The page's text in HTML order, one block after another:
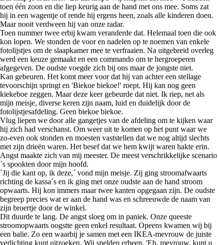
toen één zoon en die liep keurig aan de hand met ons mee. Soms zat
hij in een wagentje of rende hij ergens heen, zoals alle kinderen doen.
Maar nooit verdween hij van onze radar.
Toen nummer twee erbij kwam veranderde dat. Helemaal toen die ook
kon lopen. We stonden de voor en nadelen op te noemen van enkele
fotolijstjes om de slaapkamer mee te verfraaien. Na uitgebreid overleg
werd een keuze gemaakt en een commando om te hergroeperen
afgegeven. De oudste voegde zich bij ons maar de jongste niet.
Kan gebeuren. Het komt meer voor dat hij van achter een stellage
tevoorschijn springt en 'Biekoe biekoe!' roept. Hij kan nog geen
kiekeboe zeggen. Maar deze keer gebeurde dat niet. Ik riep, net als
mijn meisje, diverse keren zijn naam, luid en duidelijk door de
fotolijstjesafdeling. Geen biekoe biekoe.
Vlug liepen we door alle gangetjes van de afdeling om te kijken waar
hij zich had verschanst. Om weer uit te komen op het punt waar we
zo-even ook stonden en moesten vaststellen dat we nog altijd slechts
met zijn drieën waren. Het besef dat we hem kwijt waren hakte erin.
Angst maakte zich van mij meester. De meest verschrikkelijke scenario
´s spookten door mijn hoofd.
´Jij die kant op, ik deze,´ vond mijn meisje. Zij ging stroomafwaarts
richting de kassa´s en ik ging met onze oudste aan de hand stroom
opwaarts. Hij kon immers maar twee kanten opgegaan zijn. De oudste
begreep precies wat er aan de hand was en schreeuwde de naam van
zijn broertje door de winkel.
Dit duurde te lang. De angst sloeg om in paniek. Onze queeste
stroomopwaarts oogstte geen enkel resultaat. Opeens kwamen wij bij
een balie. Zo een waarbij je samen met een IKEA-mevrouw de juiste
verlichting kunt uitzoeken. Wij snelden erheen. 'Eh, mevrouw, kunt u